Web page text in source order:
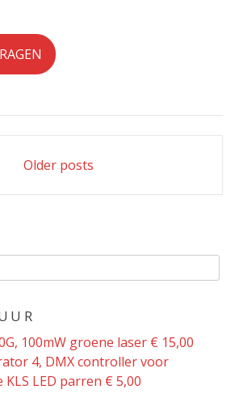
Older posts
100mW groene laser € 15,00
4, DMX controller voor
LED parren € 5,00